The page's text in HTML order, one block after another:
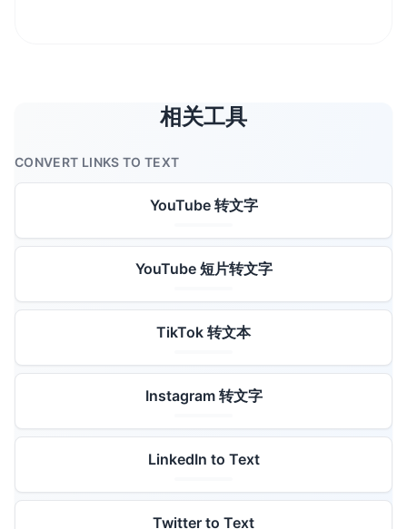
相关工具
CONVERT LINKS TO TEXT
YouTube 转文字
YouTube 短片转文字
TikTok 转文本
Instagram 转文字
LinkedIn to Text
Twitter to Text